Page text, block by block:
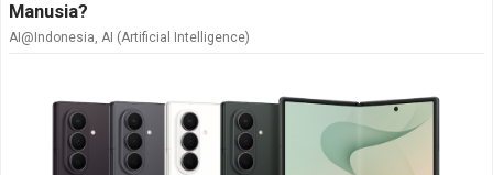
Manusia?
AI@Indonesia, AI (Artificial Intelligence)